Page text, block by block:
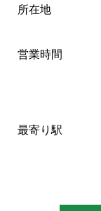
所在地
営業時間
最寄り駅